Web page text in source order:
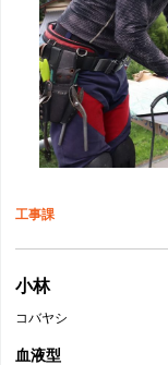
工事課
小林
コバヤシ
血液型